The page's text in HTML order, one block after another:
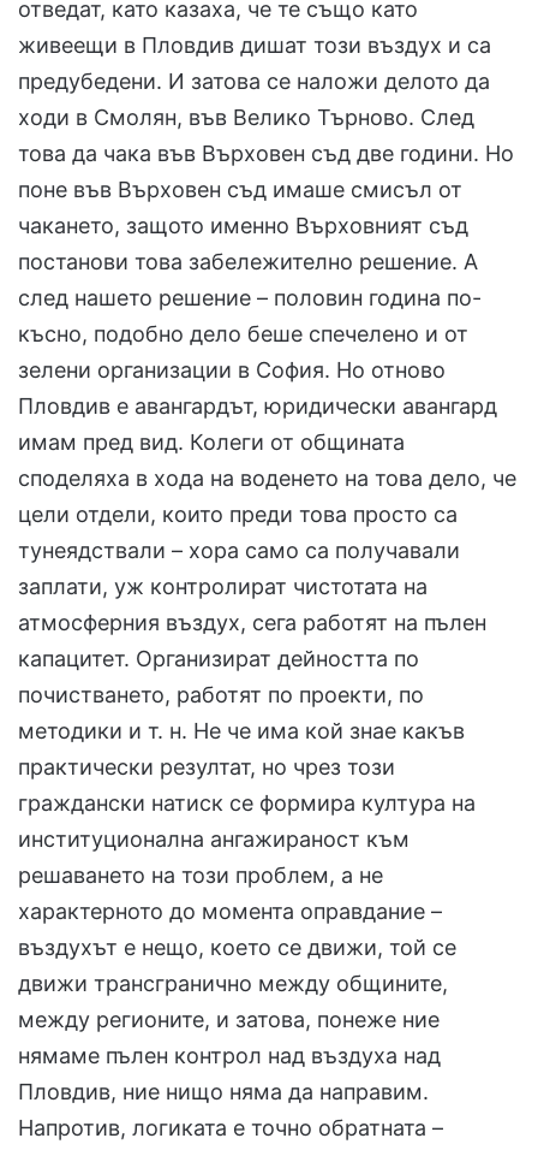
отведат, като казаха, че те също като
живеещи в Пловдив дишат този въздух и са
предубедени. И затова се наложи делото да
ходи в Смолян, във Велико Търново. След
това да чака във Върховен съд две години. Но
поне във Върховен съд имаше смисъл от
чакането, защото именно Върховният съд
постанови това забележително решение. А
след нашето решение – половин година по-
късно, подобно дело беше спечелено и от
зелени организации в София. Но отново
Пловдив е авангардът, юридически авангард
имам пред вид. Колеги от общината
споделяха в хода на воденето на това дело, че
цели отдели, които преди това просто са
тунеядствали – хора само са получавали
заплати, уж контролират чистотата на
атмосферния въздух, сега работят на пълен
капацитет. Организират дейността по
почистването, работят по проекти, по
методики и т. н. Не че има кой знае какъв
практически резултат, но чрез този
граждански натиск се формира култура на
институционална ангажираност към
решаването на този проблем, а не
характерното до момента оправдание –
въздухът е нещо, което се движи, той се
движи трансгранично между общините,
между регионите, и затова, понеже ние
нямаме пълен контрол над въздуха над
Пловдив, ние нищо няма да направим.
Напротив, логиката е точно обратната –